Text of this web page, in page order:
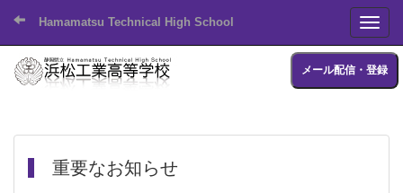
Hamamatsu Technical High School
メール配信・登録
重要なお知らせ